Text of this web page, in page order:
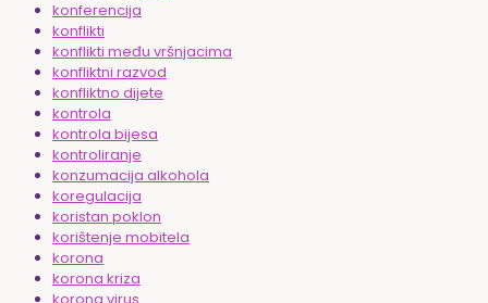
konferencija
konflikti
konflikti među vršnjacima
konfliktni razvod
konfliktno dijete
kontrola
kontrola bijesa
kontroliranje
konzumacija alkohola
koregulacija
koristan poklon
korištenje mobitela
korona
korona kriza